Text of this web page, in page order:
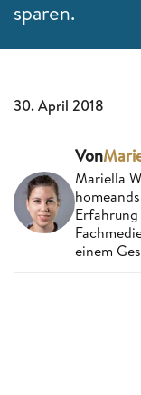
sparen.
30. April 2018
Von
Mariella
einem